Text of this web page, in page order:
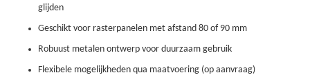
glijden
Geschikt voor rasterpanelen met afstand 80 of 90 mm
Robuust metalen ontwerp voor duurzaam gebruik
Flexibele mogelijkheden qua maatvoering (op aanvraag)